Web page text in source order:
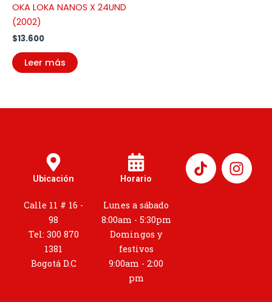
OKA LOKA NANOS X 24UND
(2002)
$13.600
Leer más
Ubicación
Calle 11 # 16 -
98
Tel: 300 870
1381
Bogotá D.C
Horario
Lunes a sábado
8:00am - 5:30pm
Domingos y
festivos
9:00am - 2:00
pm
I
n
s